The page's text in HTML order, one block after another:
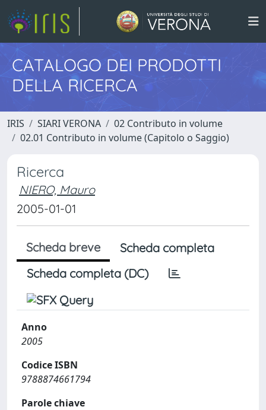
CATALOGO DEI PRODOTTI
DELLA RICERCA
IRIS SIARI VERONA
02 Contributo in volume
02.01 Contributo in volume (Capitolo o Saggio)
Ricerca
NIERO, Mauro
2005-01-01
Scheda breve
Scheda completa
Scheda completa (DC)
Anno
2005
Codice ISBN
9788874661794
Parole chiave